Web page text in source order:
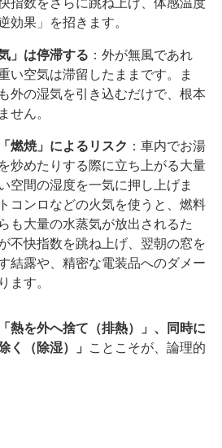
指数をさらに跳ね上げ、体感温度
効果」を招きます。
」は停滞する ：外が無風であれ
い空気は滞留したままです。ま
外の湿気を引き込むだけで、根本
せん。
燃焼」によるリスク ：車内でお湯
炒めたりする際に立ち上がる大量
空間の湿度を一気に押し上げま
コンロなどの火気を使うと、燃料
も大量の水蒸気が放出されるた
不快指数を跳ね上げ、翌朝の窓を
結露や、精密な電装品へのダメー
ます。
熱を外へ捨て（排熱）」、同時に
く（除湿）」
ことこそが、論理的